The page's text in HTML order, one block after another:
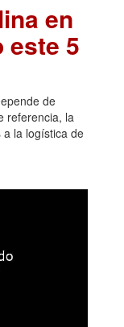
en
este 5
de
referencia, la
a la logística de